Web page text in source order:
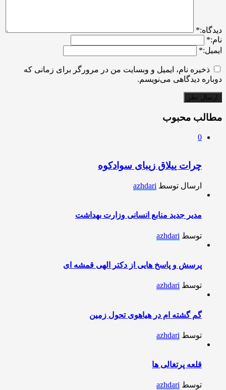
ديدگاه:*
نام:*
ایمیل:*
ذخیره نام، ایمیل و وبسایت من در مرورگر برای زمانی که
دوباره دیدگاهی می‌نویسم.
مطالب محبوب
0
چرات ییلاق زیبای سوادکوه
ارسال توسط azhdari
مدیر جدید منابع انسانی وزارت بهداشت
توسط azhdari
پرسش و پاسخ هایی از دکتر الهی قمشه ای
توسط azhdari
گم گشته ام در هیاهوی تحول زمین
توسط azhdari
قلعه پرتغالی ها
توسط azhdari